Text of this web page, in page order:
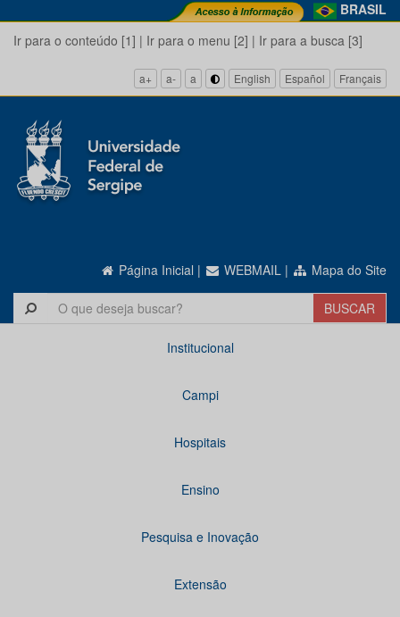
BRASIL
Ir para o conteúdo [1] | Ir para o menu [2] | Ir para a busca [3]
a+ a- a English Español Français
Página Inicial | WEBMAIL | Mapa do Site
Institucional
Campi
Hospitais
Ensino
Pesquisa e Inovação
Extensão